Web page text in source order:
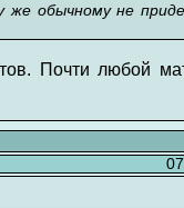
обычному не
Почти любой